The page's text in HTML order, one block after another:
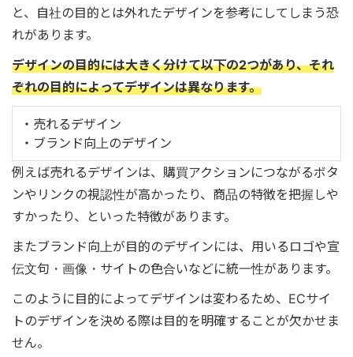
と、自社の目的とは外れたデザインを参考にしてしまう恐
れがあります。
デザインの目的には大きく分けて以下の2つがあり、それ
ぞれの目的によってデザインは異なります。
・売れるデザイン
・ブランド向上のデザイン
例えば売れるデザインは、購買アクションにつながるボタ
ンやリンクの視認性が高かったり、商品の特徴を把握しや
すかったり、といった特徴があります。
またブランド向上が目的のデザインには、用いるロゴや宣
伝文句・画像・サイトの色合いなどに統一性があります。
このように目的によってデザインは変わるため、ECサイ
トのデザインを決める際は目的を明確することが欠かせま
せん。